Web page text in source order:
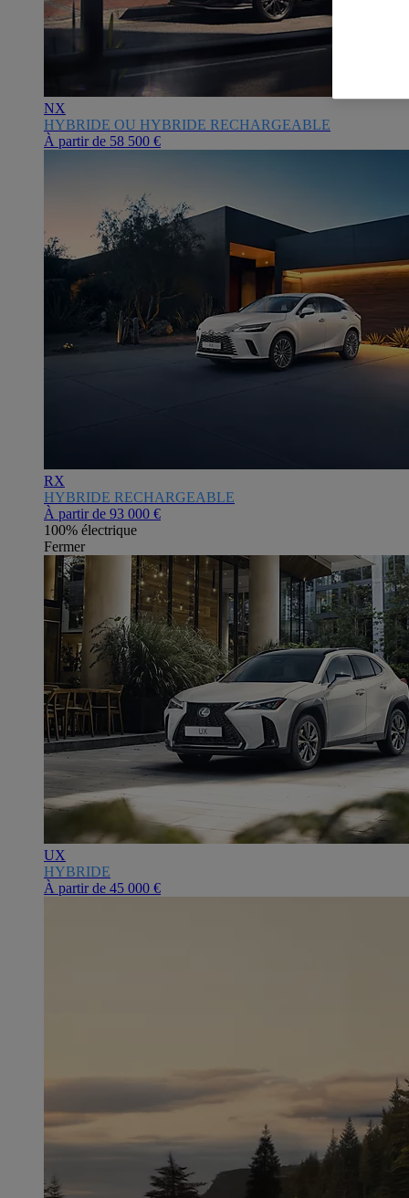
NX
HYBRIDE OU HYBRIDE RECHARGEABLE
À partir de 58 500 €
RX
HYBRIDE RECHARGEABLE
À partir de 93 000 €
100% électrique
Fermer
UX
HYBRIDE
À partir de 45 000 €